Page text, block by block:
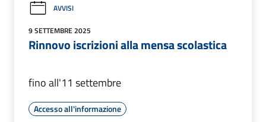
AVVISI
9 SETTEMBRE 2025
Rinnovo iscrizioni alla mensa scolastica
fino all'11 settembre
Accesso all'informazione